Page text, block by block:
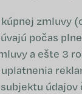
zmluvy
počas
a ešte 3
údajov